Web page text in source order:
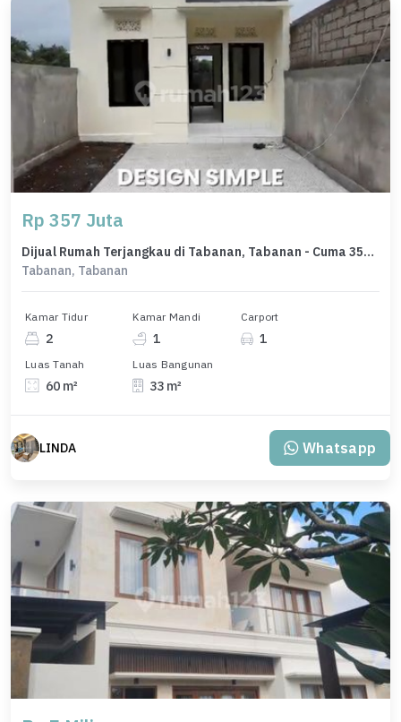
Rp 357 Juta
Dijual Rumah Terjangkau di Tabanan, Tabanan - Cuma 357 Juta
Tabanan, Tabanan
Kamar Tidur
2
Kamar Mandi
1
Carport
1
Luas Tanah
60 m²
Luas Bangunan
33 m²
LINDA Whatsapp